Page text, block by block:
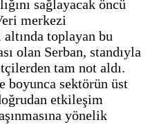
sağlayacak öncü
merkezi
toplayan bu
olan Serban, standıyla
tam not aldı.
boyunca sektörün üst
etkileşim
yönelik